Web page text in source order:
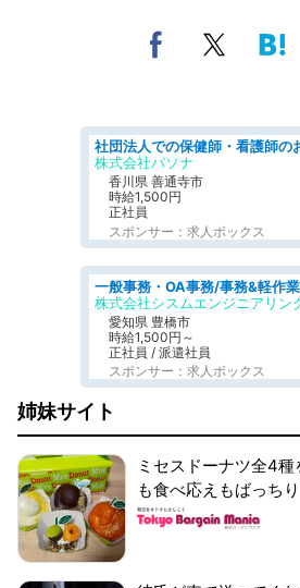
株式会社パソナ
香川県 善通寺市
時給1,500円
正社員
スポンサー：求人ボックス
株式会社シスムエンジニアリン
愛知県 豊橋市
時給1,500円～
正社員 / 派遣社員
スポンサー：求人ボックス
姉妹サイト
ミセスドーナツ全4
も食べ応えもばっちり